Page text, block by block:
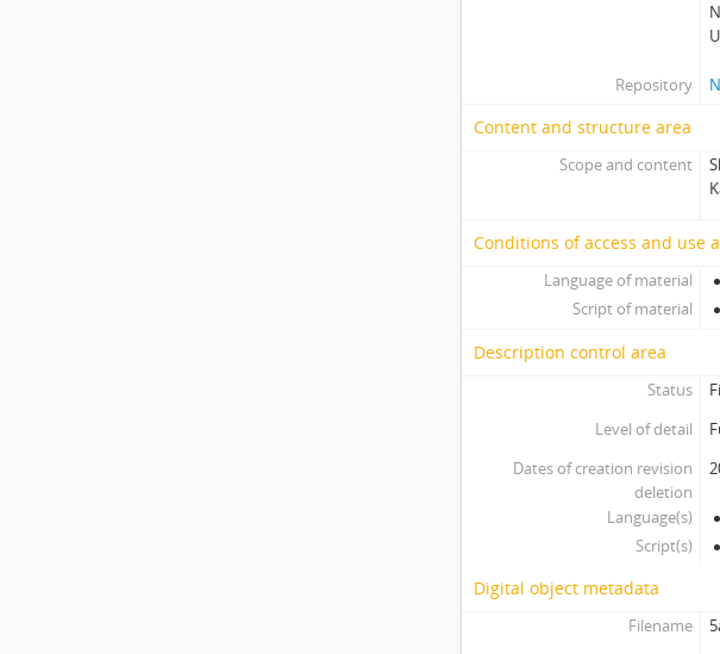
[Subseries] Ke kořenům
[Subseries] Ticho před
[Subseries] proxy
[Subseries] Škubej psa
[Subseries] Snowblind
[Subseries] Shores of
[Subseries] Noro, přijde
[Subseries] Amnion
[Subseries] Už se držím
[Subseries] And You
[Subseries] SOFT
Repository
Content and structure area
Scope and content
Conditions of access and use
Language of material
Script of material
Description control area
Status
Level of detail
Dates of creation revision
deletion
Language(s)
Script(s)
Digital object metadata
Filename